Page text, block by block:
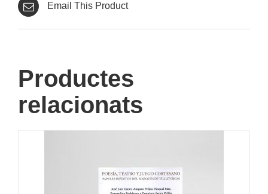
Email This Product
Productes
relacionats